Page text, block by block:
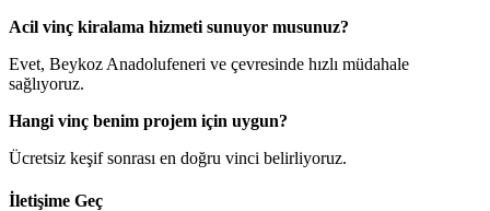
Acil vinç kiralama hizmeti sunuyor musunuz?
Evet, Beykoz Anadolufeneri ve çevresinde hızlı müdahale
sağlıyoruz.
Hangi vinç benim projem için uygun?
Ücretsiz keşif sonrası en doğru vinci belirliyoruz.
İletişime Geç